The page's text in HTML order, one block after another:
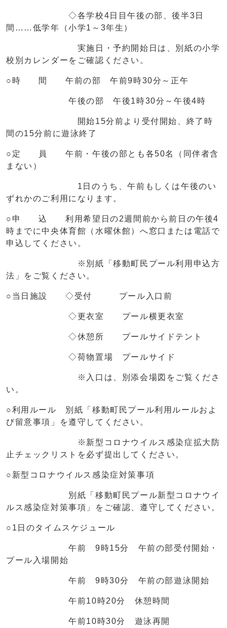
◇各学校4日目午後の部、後半3日
間……低学年（小学1～3年生）
実施日・予約開始日は、別紙の小学
校別カレンダーをご確認ください。
○時 間 午前の部 午前9時30分～正午
午後の部 午後1時30分～午後4時
開始15分前より受付開始、終了時
間の15分前に遊泳終了
○定 員 午前・午後の部とも各50名（同伴者含
まない）
1日のうち、午前もしくは午後のい
ずれかのご利用になります。
○申 込 利用希望日の2週間前から前日の午後4
時までに中央体育館（水曜休館）へ窓口または電話で
申込してください。
※別紙「移動町民プール利用申込方
法」をご覧ください。
○当日施設 ◇受付 プール入口前
◇更衣室 プール横更衣室
◇休憩所 プールサイドテント
◇荷物置場 プールサイド
※入口は、別添会場図をご覧くださ
い。
○利用ルール 別紙「移動町民プール利用ルールおよ
び留意事項」を遵守してください。
※新型コロナウイルス感染症拡大防
止チェックリストを必ず提出してください。
○新型コロナウイルス感染症対策事項
別紙「移動町民プール新型コロナウイ
ルス感染症対策事項」をご確認、遵守してください。
○1日のタイムスケジュール
午前 9時15分 午前の部受付開始・
プール入場開始
午前 9時30分 午前の部遊泳開始
午前10時20分 休憩時間
午前10時30分 遊泳再開